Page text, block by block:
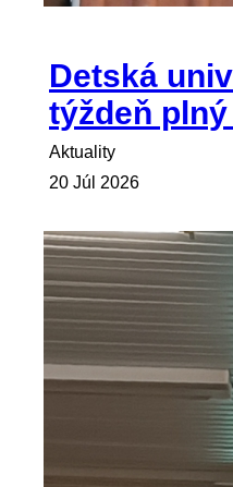
Detská
týždeň
Aktuality
20 Júl 2026